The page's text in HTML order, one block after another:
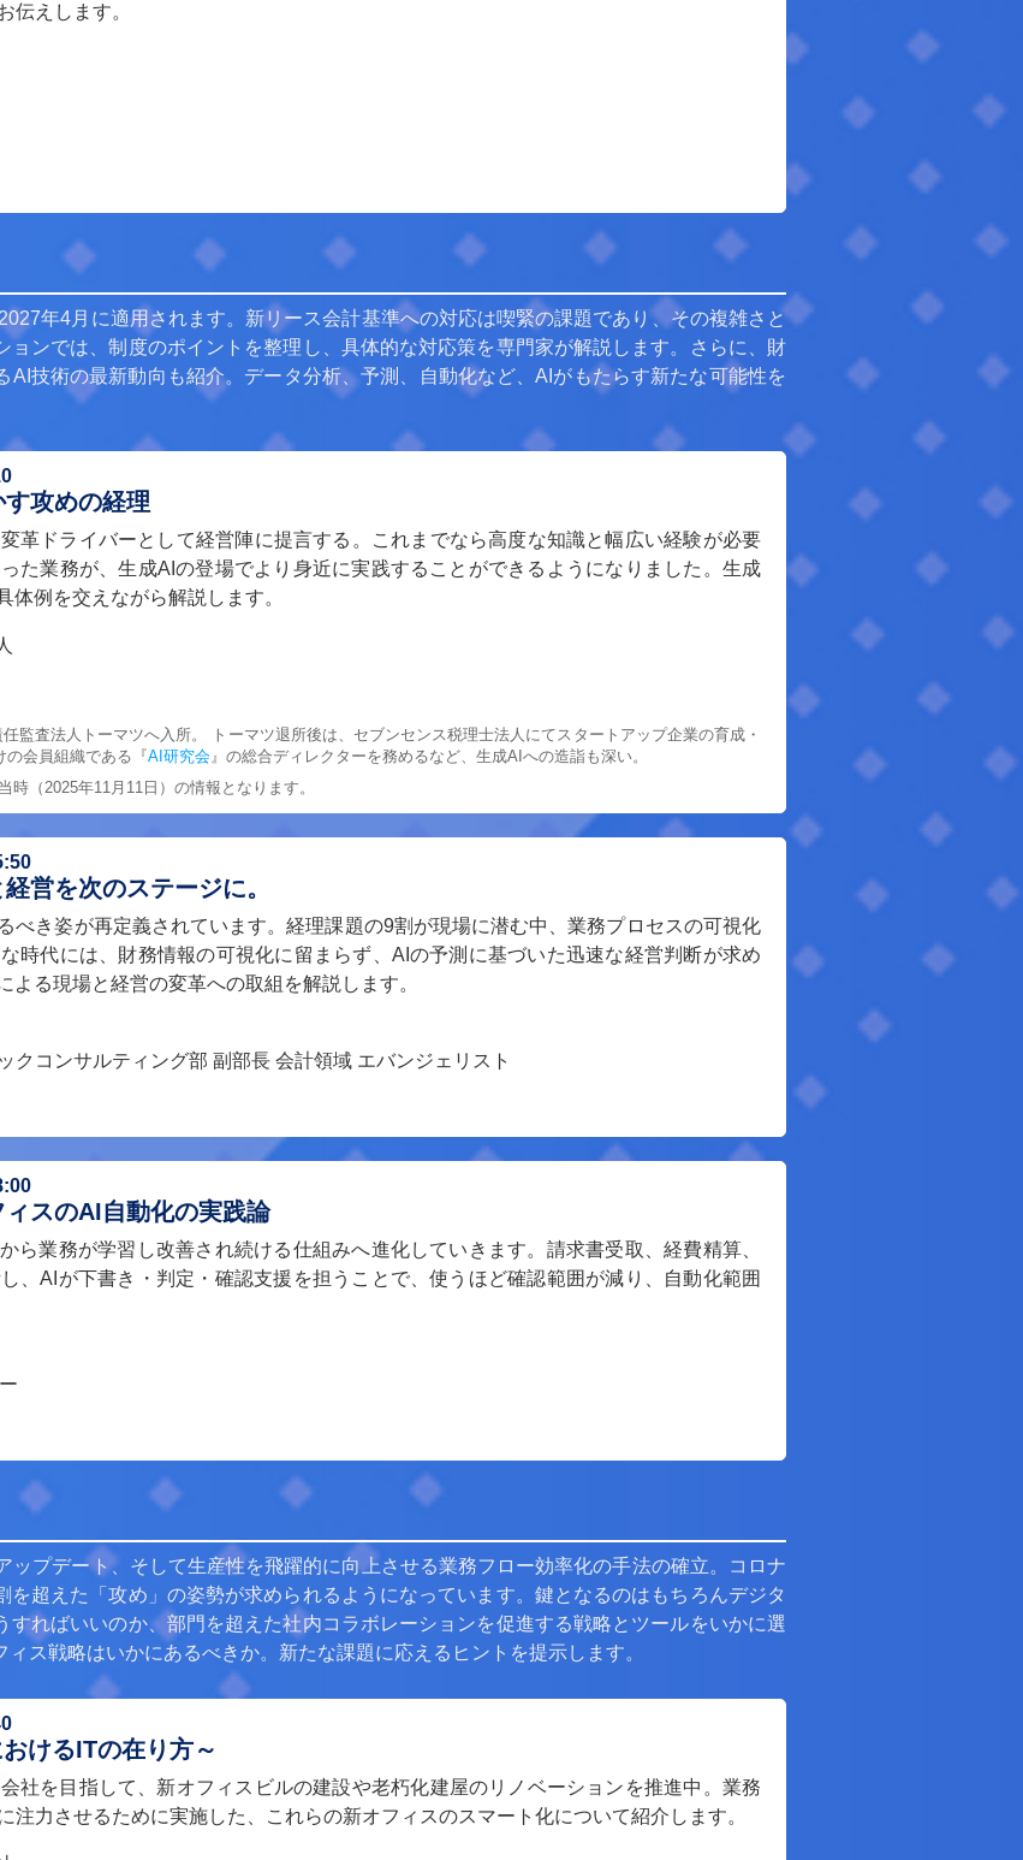
伝えします。
年4月に適用されます。新リース会計基準への対応は喫緊の課題であり、その複雑さと
ンでは、制度のポイントを整理し、具体的な対応策を専門家が解説します。さらに、財
AI技術の最新動向も紹介。データ分析、予測、自動化など、AIがもたらす新たな可能性を
攻めの経理
革ドライバーとして経営陣に提言する。これまでなら高度な知識と幅広い経験が必要
た業務が、生成AIの登場でより身近に実践することができるようになりました。生成
例を交えながら解説します。
監査法人トーマツへ入所。 トーマツ退所後は、セブンセンス税理士法人にてスタートアップ企業の育成・
の会員組織である『AI研究会』の総合ディレクターを務めるなど、生成AIへの造詣も深い。
（2025年11月11日）の情報となります。
営を次のステージに。
べき姿が再定義されています。経理課題の9割が現場に潜む中、業務プロセスの可視化
時代には、財務情報の可視化に留まらず、AIの予測に基づいた迅速な経営判断が求め
る現場と経営の変革への取組を解説します。
クコンサルティング部 副部長 会計領域 エバンジェリスト
スのAI自動化の実践論
ら業務が学習し改善され続ける仕組みへ進化していきます。請求書受取、経費精算、
、AIが下書き・判定・確認支援を担うことで、使うほど確認範囲が減り、自動化範囲
ップデート、そして生産性を飛躍的に向上させる業務フロー効率化の手法の確立。コロナ
超えた「攻め」の姿勢が求められるようになっています。鍵となるのはもちろんデジタ
すればいいのか、部門を超えた社内コラボレーションを促進する戦略とツールをいかに選
ス戦略はいかにあるべきか。新たな課題に応えるヒントを提示します。
けるITの在り方～
社を目指して、新オフィスビルの建設や老朽化建屋のリノベーションを推進中。業務
注力させるために実施した、これらの新オフィスのスマート化について紹介します。